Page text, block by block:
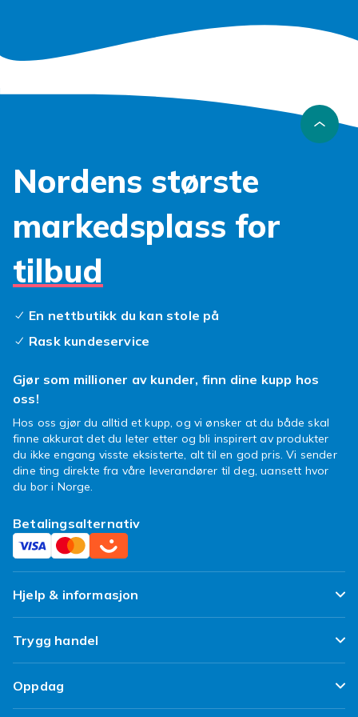
Nordens største
markedsplass for
tilbud
En nettbutikk du kan stole på
Rask kundeservice
Gjør som millioner av kunder, finn dine kupp hos
oss!
Hos oss gjør du alltid et kupp, og vi ønsker at du både skal
finne akkurat det du leter etter og bli inspirert av produkter
du ikke engang visste eksisterte, alt til en god pris. Vi sender
dine ting direkte fra våre leverandører til deg, uansett hvor
du bor i Norge.
Betalingsalternativ
Hjelp & informasjon
Ofte stilte spørsmål
Spor pakken min
Angre & returner her
Trygg handel
Fornøyd kunde-løfte
Kundeanmeldelser
Oppdag